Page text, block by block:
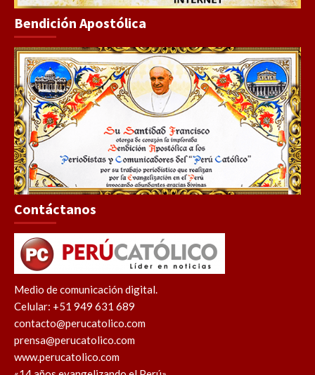
Bendición Apostólica
Contáctanos
Medio de comunicación digital.
Celular: +51 949 631 689
contacto@perucatolico.com
prensa@perucatolico.com
www.perucatolico.com